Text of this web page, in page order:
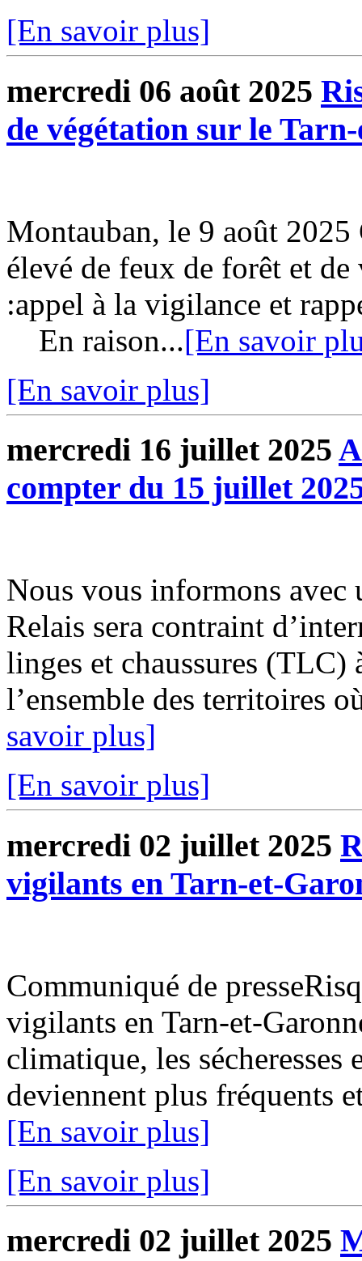
[En savoir plus]
mercredi 06 août 2025
de végétation sur le
Montauban, le 9 août 2025
élevé de feux de forêt et
:appel à la vigilance et
En raison...[En savoir
[En savoir plus]
mercredi 16 juillet 2025
compter du 15 juillet
Nous vous informons avec
Relais sera contraint
linges et chaussures (TLC)
l’ensemble des territoires
savoir plus]
[En savoir plus]
mercredi 02 juillet 2025
vigilants en Tarn-et-
Communiqué de
vigilants en Tarn-et-
climatique, les sécheresses
deviennent plus fréquents
[En savoir plus]
[En savoir plus]
mercredi 02 juillet 2025